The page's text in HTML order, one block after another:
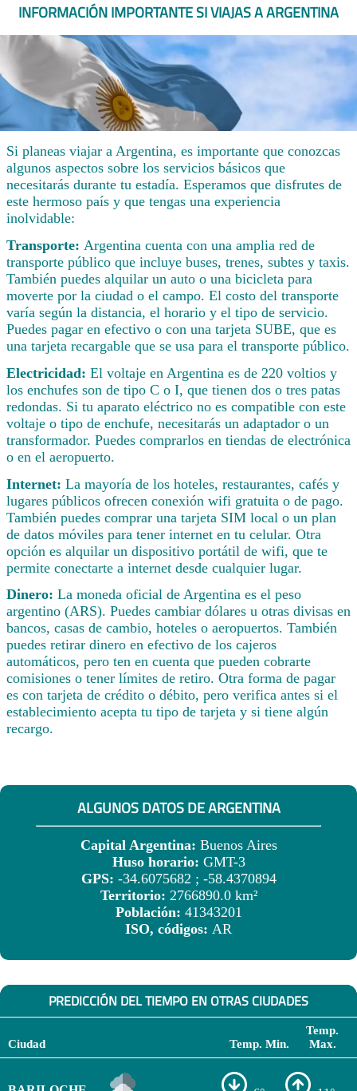
INFORMACIÓN IMPORTANTE SI VIAJAS A ARGENTINA
Si planeas viajar a Argentina, es importante que conozcas
algunos aspectos sobre los servicios básicos que
necesitarás durante tu estadía. Esperamos que disfrutes de
este hermoso país y que tengas una experiencia
inolvidable:
Transporte: Argentina cuenta con una amplia red de
transporte público que incluye buses, trenes, subtes y taxis.
También puedes alquilar un auto o una bicicleta para
moverte por la ciudad o el campo. El costo del transporte
varía según la distancia, el horario y el tipo de servicio.
Puedes pagar en efectivo o con una tarjeta SUBE, que es
una tarjeta recargable que se usa para el transporte público.
Electricidad: El voltaje en Argentina es de 220 voltios y
los enchufes son de tipo C o I, que tienen dos o tres patas
redondas. Si tu aparato eléctrico no es compatible con este
voltaje o tipo de enchufe, necesitarás un adaptador o un
transformador. Puedes comprarlos en tiendas de electrónica
o en el aeropuerto.
Internet: La mayoría de los hoteles, restaurantes, cafés y
lugares públicos ofrecen conexión wifi gratuita o de pago.
También puedes comprar una tarjeta SIM local o un plan
de datos móviles para tener internet en tu celular. Otra
opción es alquilar un dispositivo portátil de wifi, que te
permite conectarte a internet desde cualquier lugar.
Dinero: La moneda oficial de Argentina es el peso
argentino (ARS). Puedes cambiar dólares u otras divisas en
bancos, casas de cambio, hoteles o aeropuertos. También
puedes retirar dinero en efectivo de los cajeros
automáticos, pero ten en cuenta que pueden cobrarte
comisiones o tener límites de retiro. Otra forma de pagar
es con tarjeta de crédito o débito, pero verifica antes si el
establecimiento acepta tu tipo de tarjeta y si tiene algún
recargo.
ALGUNOS DATOS DE ARGENTINA
Capital Argentina: Buenos Aires
Huso horario: GMT-3
GPS: -34.6075682 ; -58.4370894
Territorio: 2766890.0 km²
Población: 41343201
ISO, códigos: AR
PREDICCIÓN DEL TIEMPO EN OTRAS CIUDADES
Ciudad Temp. Min.
Temp.
Max.